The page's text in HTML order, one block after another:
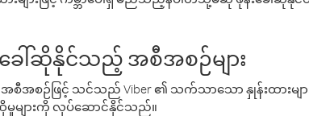
ေါ်ဆိုနိုင်သည့် အစီအစဉ်များ
အစီအစဉ်ဖြင့် သင်သည် Viber ၏ သက်သာသော နှုန်းထားမ
မှုများကို လုပ်ဆောင်နိုင်သည်။